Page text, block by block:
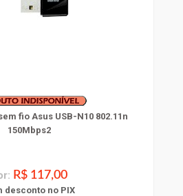
fio Asus USB-N10 802.11n
150Mbps2
R$ 117,00
desconto no PIX